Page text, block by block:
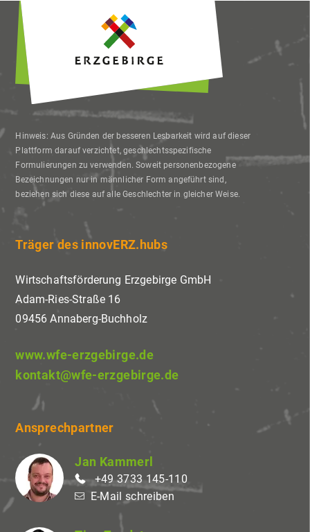
Hinweis: Aus Gründen der besseren Lesbarkeit wird auf dieser
Plattform darauf verzichtet, geschlechtsspezifische
Formulierungen zu verwenden. Soweit personenbezogene
Bezeichnungen nur in männlicher Form angeführt sind,
beziehen sich diese auf alle Geschlechter in gleicher Weise.
Träger des innovERZ.hubs
Wirtschaftsförderung Erzgebirge GmbH
Adam-Ries-Straße 16
09456 Annaberg-Buchholz
www.wfe-erzgebirge.de
kontakt@wfe-erzgebirge.de
Ansprechpartner
Jan Kammerl
+49 3733 145-110
E-Mail schreiben